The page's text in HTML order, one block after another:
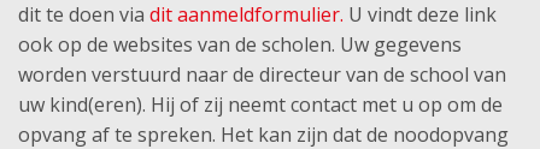
dit te doen via dit aanmeldformulier. U vindt deze link
ook op de websites van de scholen. Uw gegevens
worden verstuurd naar de directeur van de school van
uw kind(eren). Hij of zij neemt contact met u op om de
opvang af te spreken. Het kan zijn dat de noodopvang